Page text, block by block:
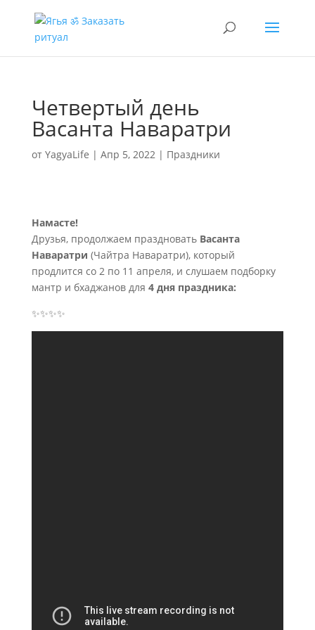
Четвертый день
Васанта Наваратри
от YagyaLife | Апр 5, 2022| Праздники
Намасте!
Друзья, продолжаем праздновать Васанта
Наваратри (Чайтра Наваратри), который
продлится со 2 по 11 апреля, и слушаем подборку
мантр и бхаджанов для 4 дня праздника:
✨✨✨✨